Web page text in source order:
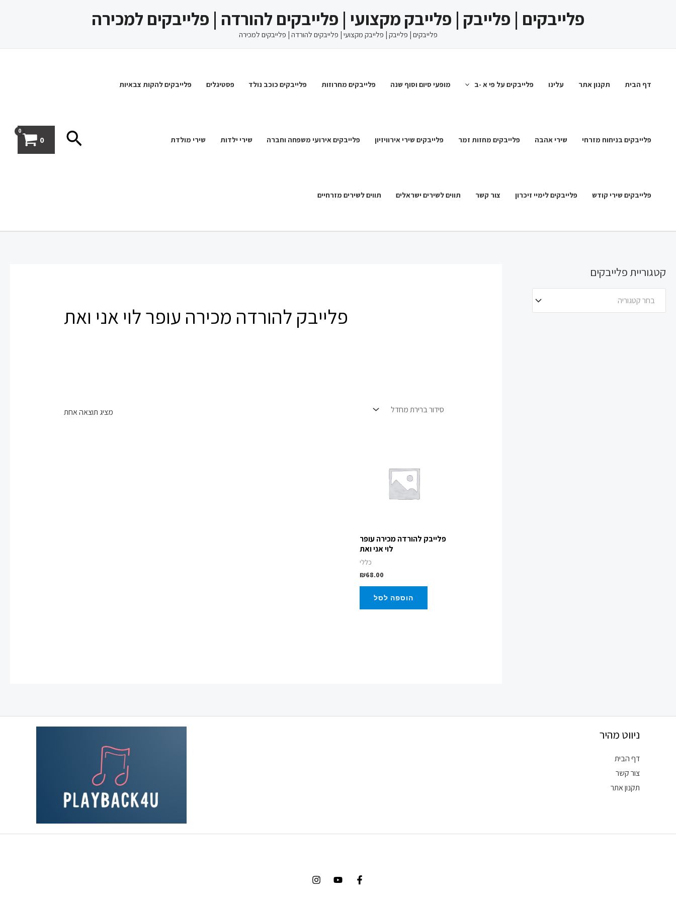
פלייבקים | פלייבק | פלייבק מקצועי | פלייבקים להורדה | פלייבקים למכירה
פלייבקים | פלייבק | פלייבק מקצועי | פלייבקים להורדה | פלייבקים למכירה
דף הבית תקנון אתר עלינו פלייבקים על פי א -ב מופעי סיום וסוף שנה פלייבקים מחרוזות פלייבקים כוכב נולד פסטיגלים פלייבקים להקות צבאיות
פלייבקים בניחוח מזרחי שירי אהבה פלייבקים מחזות זמר פלייבקים שירי אירוויזיון פלייבקים אירועי משפחה וחברה שירי ילדות שירי מולדת
פלייבקים שירי קודש פלייבקים לימיי זיכרון צור קשר תווים לשירים ישראלים תווים לשירים מזרחיים
חיפוש0
קטגוריית פלייבקים
בחר קטגוריה
פלייבק להורדה מכירה עופר לוי אני ואת
מציג תוצאה אחת
פלייבק להורדה מכירה עופר
לוי אני ואת
כללי
₪68.00
הוספה לסל
ניווט מהיר
דף הבית
צור קשר
תקנון אתר